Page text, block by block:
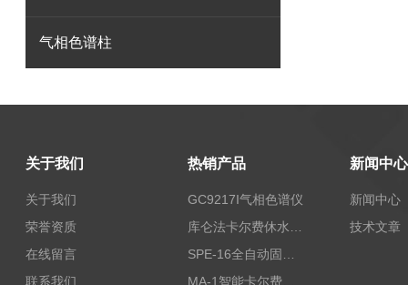
气相色谱柱
关于我们
关于我们
荣誉资质
在线留言
联系我们
热销产品
GC9217I气相色谱仪
MA-1智能卡尔费休水分测定仪
新闻中心
新闻中心
技术文章